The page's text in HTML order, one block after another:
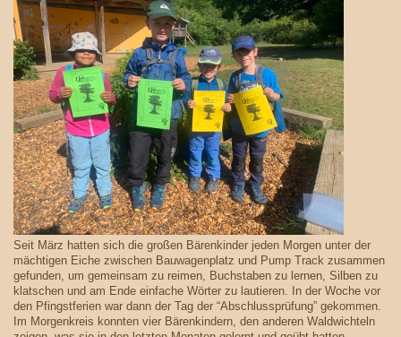
Seit März hatten sich die großen Bärenkinder jeden Morgen unter der
mächtigen Eiche zwischen Bauwagenplatz und Pump Track zusammen
gefunden, um gemeinsam zu reimen, Buchstaben zu lernen, Silben zu
klatschen und am Ende einfache Wörter zu lautieren. In der Woche vor
den Pfingstferien war dann der Tag der “Abschlussprüfung” gekommen.
Im Morgenkreis konnten vier Bärenkindern, den anderen Waldwichteln